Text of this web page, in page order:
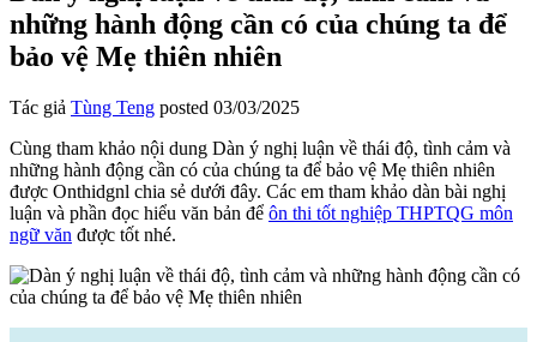
những hành động cần có của chúng ta để
bảo vệ Mẹ thiên nhiên
Tác giả Tùng Teng posted 03/03/2025
Cùng tham khảo nội dung Dàn ý nghị luận về thái độ, tình cảm và
những hành động cần có của chúng ta để bảo vệ Mẹ thiên nhiên
được Onthidgnl chia sẻ dưới đây. Các em tham khảo dàn bài nghị
luận và phần đọc hiểu văn bản để ôn thi tốt nghiệp THPTQG môn
ngữ văn được tốt nhé.